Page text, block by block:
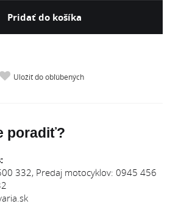
Pridať do košíka
Uložiť do obľúbených
poradiť?
332, Predaj motocyklov: 0945 456